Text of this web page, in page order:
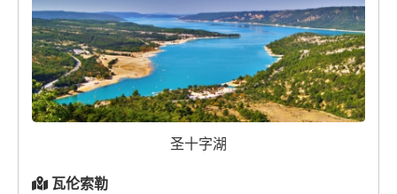
圣十字湖
瓦伦索勒